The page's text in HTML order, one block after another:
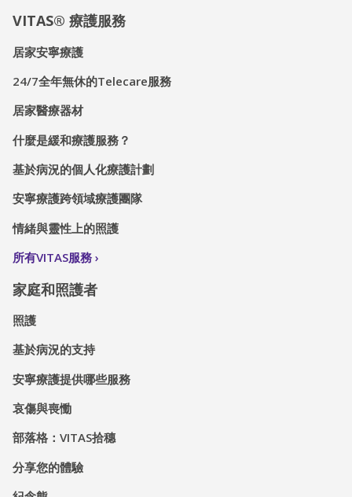
VITAS® 療護服務
居家安寧療護
24/7全年無休的Telecare服務
居家醫療器材
什麼是緩和療護服務？
基於病況的個人化療護計劃
安寧療護跨領域療護團隊
情緒與靈性上的照護
所有VITAS服務
家庭和照護者
照護
基於病況的支持
安寧療護提供哪些服務
哀傷與喪慟
部落格：VITAS拾穗
分享您的體驗